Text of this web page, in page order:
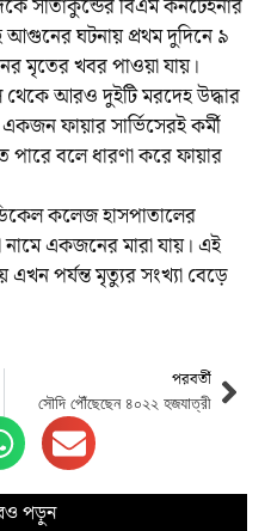
সীতাকুন্ডের বিএম কনটেইনার
ঘটনায় প্রথম দুদিনে ৯
মৃতের খবর পাওয়া যায়।
আরও দুইটি মরদেহ উদ্ধার
ফায়ার সার্ভিসেরই কর্মী
পারে বলে ধারণা করে ফায়ার
কলেজ হাসপাতালের
নামে একজনের মারা যায়। এই
এখন পর্যন্ত মৃত্যুর সংখ্যা বেড়ে
পরবর্তী
সৌদি পৌঁছেছেন ৪০২২ হজযাত্রী
পড়ুন